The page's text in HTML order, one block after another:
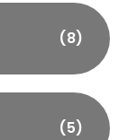
(8)
(5)